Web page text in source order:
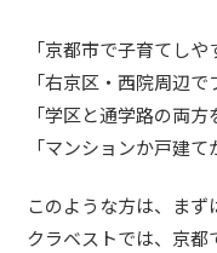
「京都市で子育てしや
「右京区・西院周辺
「学区と通学路の両方
「マンションか戸建て
このような方は、まず
クラベストでは、京都